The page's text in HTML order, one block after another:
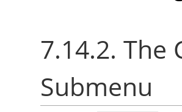
7.14.2.
Submenu